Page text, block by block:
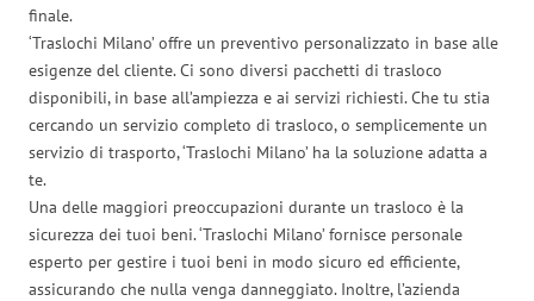
finale.
‘Traslochi Milano’ offre un preventivo personalizzato in base alle
esigenze del cliente. Ci sono diversi pacchetti di trasloco
disponibili, in base all’ampiezza e ai servizi richiesti. Che tu stia
cercando un servizio completo di trasloco, o semplicemente un
servizio di trasporto, ‘Traslochi Milano’ ha la soluzione adatta a
te.
Una delle maggiori preoccupazioni durante un trasloco è la
sicurezza dei tuoi beni. ‘Traslochi Milano’ fornisce personale
esperto per gestire i tuoi beni in modo sicuro ed efficiente,
assicurando che nulla venga danneggiato. Inoltre, l’azienda